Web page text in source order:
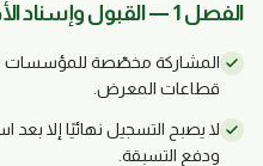
الفصل 1 — القبول وإسناد الأجنحة
المشاركة مخصّصة للمؤسسات
قطاعات المعرض.
لا يصبح التسجيل نهائيًا إلا
ودفع التسبقة.